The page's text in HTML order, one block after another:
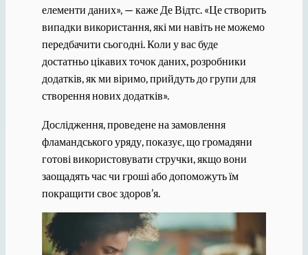
елементи даних», — каже Де Відтс. «Це створить
випадки використання, які ми навіть не можемо
передбачити сьогодні. Коли у вас буде
достатньо цікавих точок даних, розробники
додатків, як ми віримо, прийдуть до групи для
створення нових додатків».
Дослідження, проведене на замовлення
фламандського уряду, показує, що громадяни
готові використовувати стручки, якщо вони
заощадять час чи гроші або допоможуть їм
покращити своє здоров’я.